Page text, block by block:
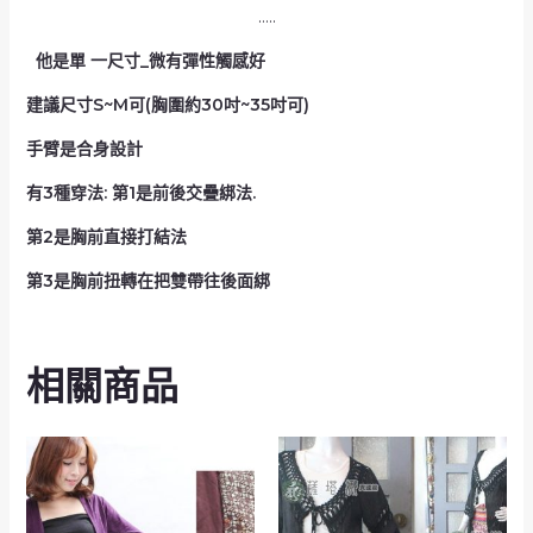
…..
他是單 一尺寸_微有彈性觸感好
建議尺寸S~M可(胸圍約30吋~35吋可)
手臂是合身設計
有3種穿法: 第1是前後交疊綁法.
第2是胸前直接打結法
第3是胸前扭轉在把雙帶往後面綁
相關商品